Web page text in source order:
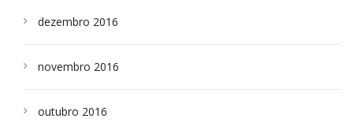
dezembro 2016
novembro 2016
outubro 2016